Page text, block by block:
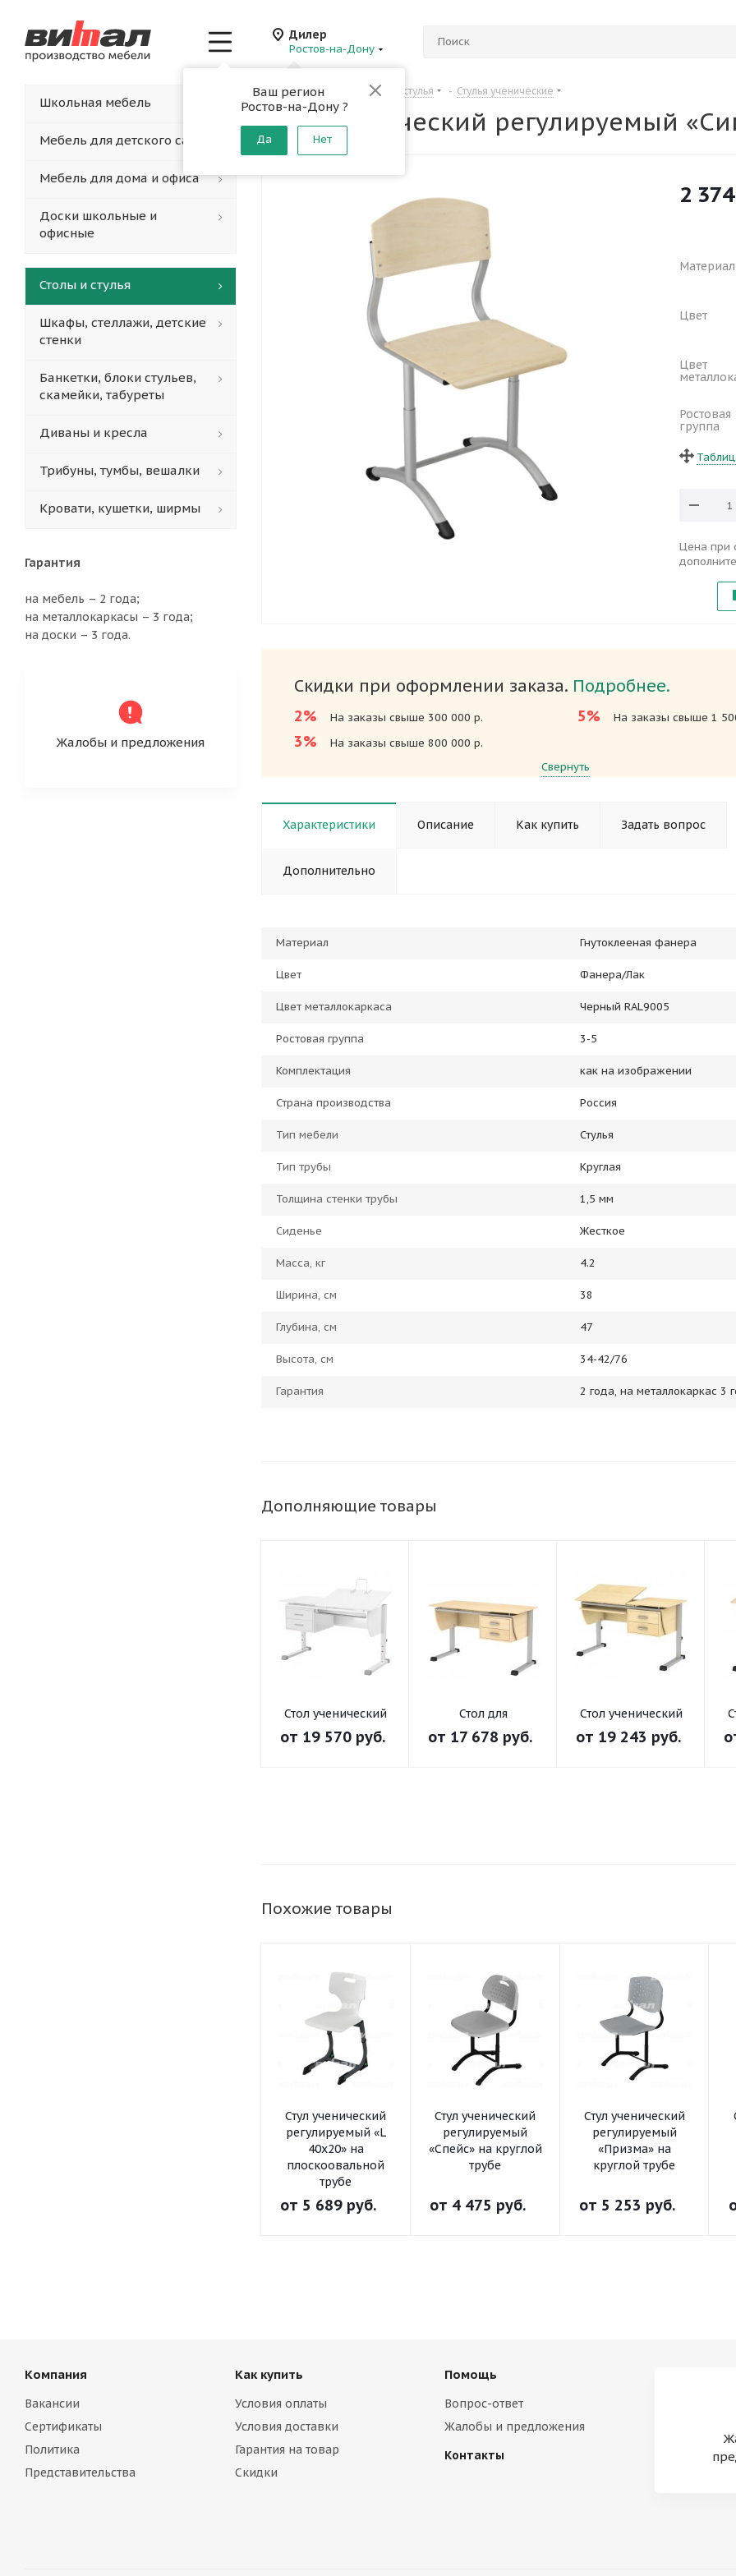
Дилер
Ростов-на-Дону
Ваш регион
Ростов-на-Дону ?
Да Нет
Главная - Каталог Столы и стулья - Стулья ученические
Стул ученический регулируемый
2 374
Материал
Цвет
Цвет
Ростовая
группа
Цена при
Скидки при оформлении заказа. Подробнее.
2% На заказы свыше 300 000 р.
3% На заказы свыше 800 000 р.
5% На заказы свыше 1
Свернуть
Характеристики Описание Как купить Задать вопрос
Дополнительно
Материал Гнутоклееная фанера
Цвет Фанера/Лак
Цвет металлокаркаса Черный RAL9005
Ростовая группа 3-5
Комплектация как на изображении
Страна производства Россия
Тип мебели Стулья
Тип трубы Круглая
Толщина стенки трубы 1,5 мм
Сиденье Жесткое
Масса, кг 4.2
Ширина, см 38
Глубина, см 47
Высота, см 34-42/76
Гарантия 2 года, на металлокаркас 3
Дополняющие товары
Стол ученический
"Осанка 120 ТТ"
белый
от 19 570 руб.
Стол для
преподавателя
"Осанка 120 СП"
от 17 678 руб.
Стол ученический
компьютерный
"Осанка 120 К"
от 19 243 руб.
Похожие товары
Стул ученический
регулируемый «L
40x20» на
плоскоовальной
трубе
от 5 689 руб.
Стул ученический
регулируемый
«Спейс» на круглой
трубе
от 4 475 руб.
Стул ученический
регулируемый
«Призма» на
круглой трубе
от 5 253 руб.
Школьная мебель
Мебель для детского сада
Мебель для дома и офиса
Доски школьные и
офисные
Столы и стулья
Шкафы, стеллажи, детские
стенки
Банкетки, блоки стульев,
скамейки, табуреты
Диваны и кресла
Трибуны, тумбы, вешалки
Кровати, кушетки, ширмы
Гарантия
на мебель – 2 года;
на металлокаркасы – 3 года;
на доски – 3 года.
Жалобы и предложения
Компания
Вакансии
Сертификаты
Политика
Представительства
Как купить
Условия оплаты
Условия доставки
Гарантия на товар
Скидки
Помощь
Вопрос-ответ
Жалобы и предложения
Контакты